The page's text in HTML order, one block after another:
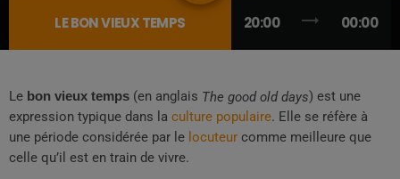
LE BON VIEUX TEMPS 20:00 trending_flat 00:00
Le bon vieux temps (en anglais The good old days) est une
expression typique dans la culture populaire. Elle se réfère à
une période considérée par le locuteur comme meilleure que
celle qu’il est en train de vivre.